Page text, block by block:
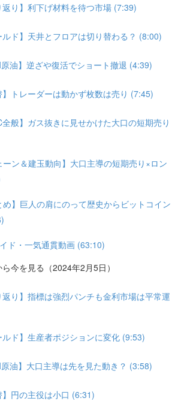
り】利下げ材料を待つ市場 (7:39)
ド】天井とフロアは切り替わる？ (8:00)
油】逆ざや復活でショート撤退 (4:39)
トレーダーは動かず枚数は売り (7:45)
般】ガス抜きに見せかけた大口の短期売り
ン＆建玉動向】大口主導の短期売り×ロン
】巨人の肩にのって歴史からビットコイン
ド・一気通貫動画 (63:10)
今を見る（2024年2月5日）
り】指標は強烈パンチも金利市場は平常運
ド】生産者ポジションに変化 (9:53)
油】大口主導は先を見た動き？ (3:58)
円の主役は小口 (6:31)